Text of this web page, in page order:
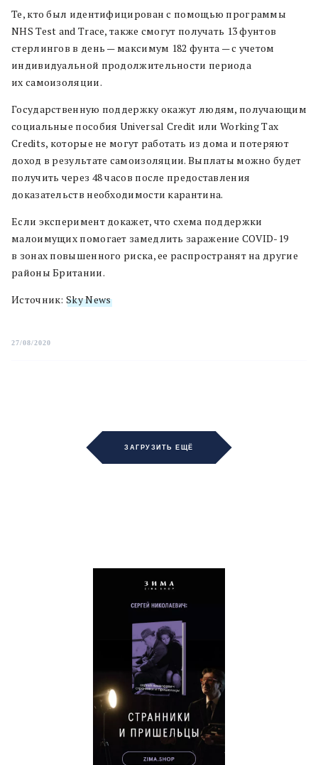
Те, кто был идентифицирован с помощью программы
NHS Test and Trace, также смогут получать 13 фунтов
стерлингов в день — максимум 182 фунта — с учетом
индивидуальной продолжительности периода
их самоизоляции.
Государственную поддержку окажут людям, получающим
социальные пособия Universal Credit или Working Tax
Credits, которые не могут работать из дома и потеряют
доход в результате самоизоляции. Выплаты можно будет
получить через 48 часов после предоставления
доказательств необходимости карантина.
Если эксперимент докажет, что схема поддержки
малоимущих помогает замедлить заражение COVID-19
в зонах повышенного риска, ее распространят на другие
районы Британии.
Источник: Sky News
27/08/2020
ЗАГРУЗИТЬ ЕЩЁ